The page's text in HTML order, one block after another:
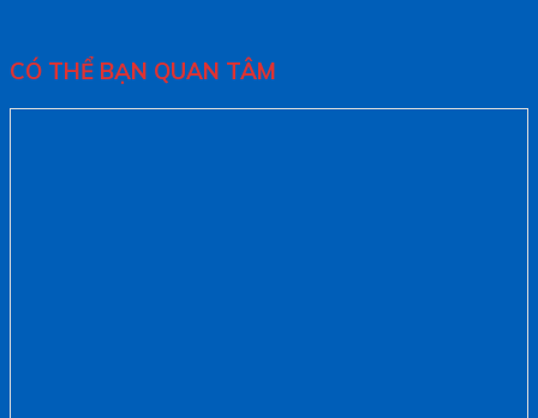
CÓ THỂ BẠN QUAN TÂM